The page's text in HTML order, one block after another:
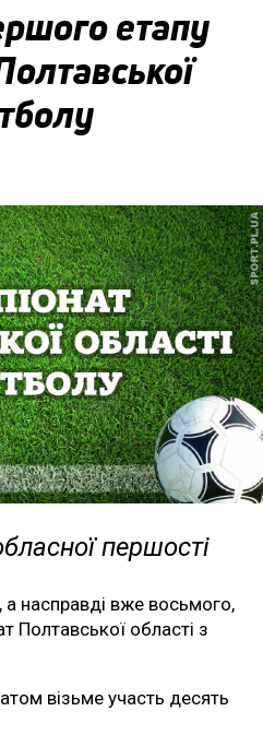
етапу
першості
а насправді вже восьмого,
Полтавської області з
візьме участь десять